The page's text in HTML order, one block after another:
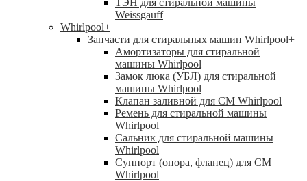
ТЭН для стиральной машины
Weissgauff
Whirlpool+
Запчасти для стиральных машин Whirlpool+
Амортизаторы для стиральной
машины Whirlpool
Замок люка (УБЛ) для стиральной
машины Whirlpool
Клапан заливной для СМ Whirlpool
Ремень для стиральной машины
Whirlpool
Сальник для стиральной машины
Whirlpool
Суппорт (опора, фланец) для СМ
Whirlpool